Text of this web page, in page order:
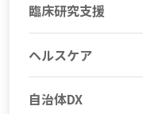
臨床研究支援
ヘルスケア
自治体DX